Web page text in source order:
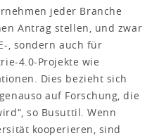
jeder Branche
Antrag stellen, und zwar
, sondern auch für
4.0-Projekte wie
Dies bezieht sich
auf Forschung, die
so Busuttil. Wenn
kooperieren, sind